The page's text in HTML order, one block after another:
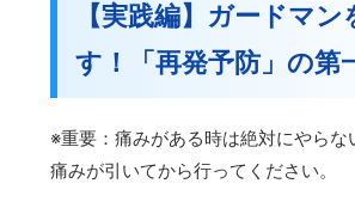
【実践編】ガードマン
す！「再発予防」の第
※重要：痛みがある時は絶対にやらな
痛みが引いてから行ってください。